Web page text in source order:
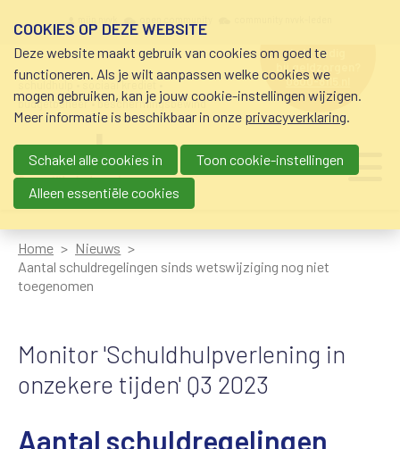
schuldhulp • sociaal krediet •
budgetbeheer • beschermingsbewind
hulp nodig
bij geldzorgen?
0800-8115.nl
Main navigation
Home
Nieuws
Aantal schuldregelingen sinds wetswijziging nog niet
toegenomen
Monitor 'Schuldhulpverlening in
onzekere tijden' Q3 2023
Aantal schuldregelingen
COOKIES OP DEZE WEBSITE
Deze website maakt gebruik van cookies om goed te
functioneren. Als je wilt aanpassen welke cookies we
mogen gebruiken, kan je jouw cookie-instellingen wijzigen.
Meer informatie is beschikbaar in onze privacyverklaring.
Schakel alle cookies in
Toon cookie-instellingen
Alleen essentiële cookies